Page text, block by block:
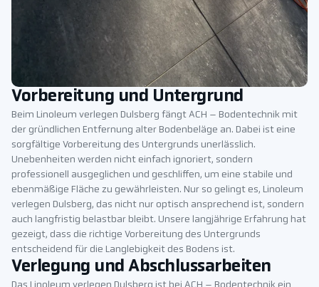
Vorbereitung und Untergrund
Beim Linoleum verlegen Dulsberg fängt ACH – Bodentechnik mit
der gründlichen Entfernung alter Bodenbeläge an. Dabei ist eine
sorgfältige Vorbereitung des Untergrunds unerlässlich.
Unebenheiten werden nicht einfach ignoriert, sondern
professionell ausgeglichen und geschliffen, um eine stabile und
ebenmäßige Fläche zu gewährleisten. Nur so gelingt es, Linoleum
verlegen Dulsberg, das nicht nur optisch ansprechend ist, sondern
auch langfristig belastbar bleibt. Unsere langjährige Erfahrung hat
gezeigt, dass die richtige Vorbereitung des Untergrunds
entscheidend für die Langlebigkeit des Bodens ist.
Verlegung und Abschlussarbeiten